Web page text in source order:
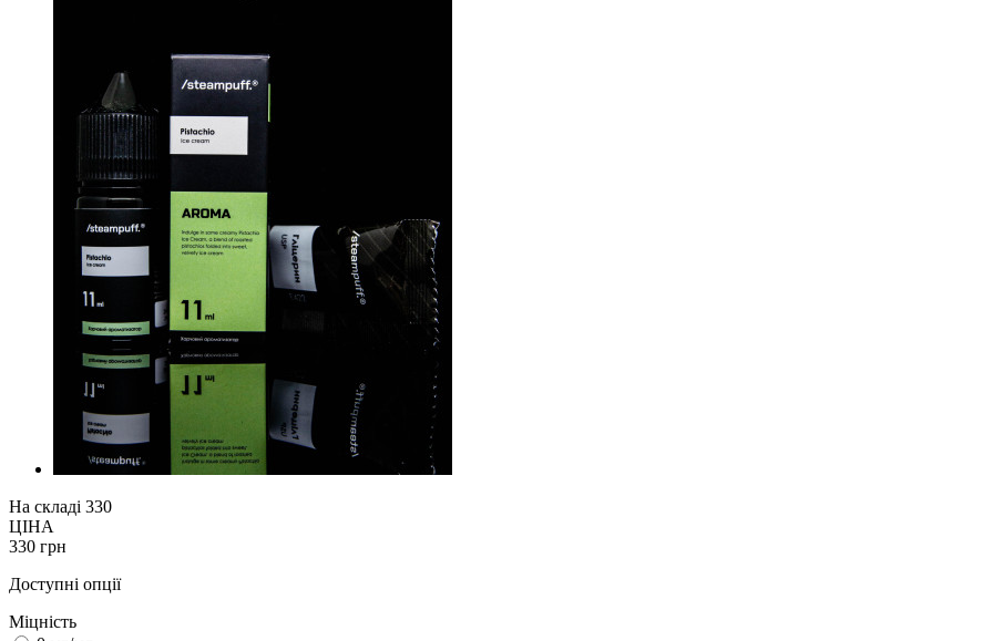
На складі 330
ЦІНА
330 грн
Доступні опції
Міцність